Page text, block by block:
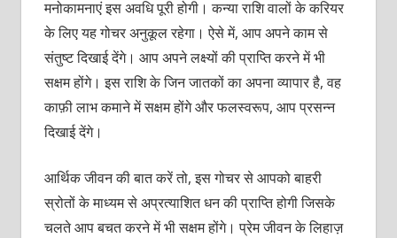
मनोकामनाएं इस अवधि पूरी होगी। कन्या राशि वालों के करियर
के लिए यह गोचर अनुकूल रहेगा। ऐसे में, आप अपने काम से
संतुष्ट दिखाई देंगे। आप अपने लक्ष्यों की प्राप्ति करने में भी
सक्षम होंगे। इस राशि के जिन जातकों का अपना व्यापार है, वह
काफ़ी लाभ कमाने में सक्षम होंगे और फलस्वरूप, आप प्रसन्न
दिखाई देंगे।
आर्थिक जीवन की बात करें तो, इस गोचर से आपको बाहरी
स्रोतों के माध्यम से अप्रत्याशित धन की प्राप्ति होगी जिसके
चलते आप बचत करने में भी सक्षम होंगे। प्रेम जीवन के लिहाज़